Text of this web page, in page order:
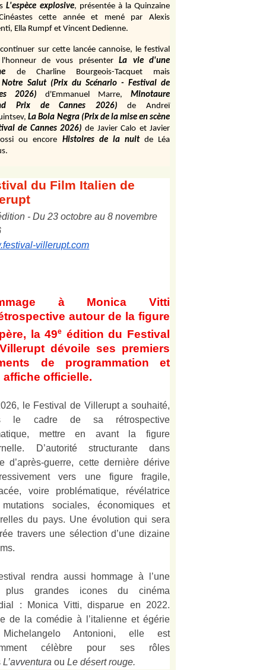
L'espèce explosive, présentée à la Quinzaine
cette année et mené par Alexis
Ella Rumpf et Vincent Dedienne.
sur cette lancée cannoise, le festival
de vous présenter
La vie d'une
de Charline Bourgeois-Tacquet
mais
Notre Salut (Prix du Scénario - Festival de
2026)
d'Emmanuel Marre,
Minotaure
Prix de Cannes 2026)
de Andreï
La Bola Negra (Prix de la mise en scène
de Cannes 2026) de Javier Calo et Javier
ou encore Histoires de la nuit de Léa
du Film Italien de
- Du 23 octobre au 8 novembre
villerupt.com
à Monica Vitti
autour de la figure
la 49e édition du Festival
dévoile ses premiers
de programmation et
affiche officielle.
le Festival de Villerupt a souhaité,
le cadre de sa rétrospective
mettre en avant la figure
D’autorité structurante dans
d’après-guerre, cette dernière dérive
vers une figure fragile,
voire problématique, révélatrice
sociales, économiques et
du pays. Une évolution qui sera
travers une sélection d’une dizaine
rendra aussi hommage à l’une
plus grandes icones du cinéma
: Monica Vitti, disparue en 2022.
de la comédie à l’italienne et égérie
Antonioni, elle est
célèbre pour ses rôles
L’avventura ou Le désert rouge.